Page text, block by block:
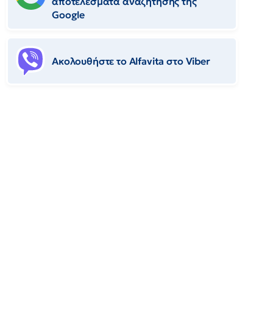
Google
Ακολουθήστε το Αlfavita στο Viber